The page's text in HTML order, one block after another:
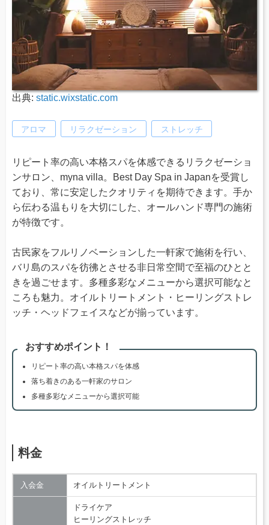
出典: static.wixstatic.com
アロマ リラクゼーション ストレッチ
リピート率の高い本格スパを体感できるリラクゼーショ
ンサロン、myna villa。Best Day Spa in Japanを受賞し
ており、常に安定したクオリティを期待できます。手か
ら伝わる温もりを大切にした、オールハンド専門の施術
が特徴です。
古民家をフルリノベーションした一軒家で施術を行い、
バリ島のスパを彷彿とさせる非日常空間で至福のひとと
きを過ごせます。多種多彩なメニューから選択可能なと
ころも魅力。オイルトリートメント・ヒーリングストレ
ッチ・ヘッドフェイスなどが揃っています。
おすすめポイント！
リピート率の高い本格スパを体感
落ち着きのある一軒家のサロン
多種多彩なメニューから選択可能
料金
入会金 ​オイルトリートメント
ドライケア
ヒーリングストレッチ